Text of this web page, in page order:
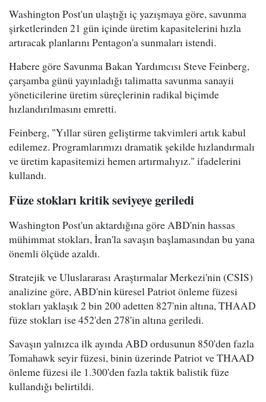
Washington Post'un ulaştığı iç yazışmaya göre, savunma
şirketlerinden 21 gün içinde üretim kapasitelerini hızla
artıracak planlarını Pentagon'a sunmaları istendi.
Habere göre Savunma Bakan Yardımcısı Steve Feinberg,
çarşamba günü yayınladığı talimatta savunma sanayii
yöneticilerine üretim süreçlerinin radikal biçimde
hızlandırılmasını emretti.
Feinberg, "Yıllar süren geliştirme takvimleri artık kabul
edilemez. Programlarımızı dramatik şekilde hızlandırmalı
ve üretim kapasitemizi hemen artırmalıyız." ifadelerini
kullandı.
Füze stokları kritik seviyeye geriledi
Washington Post'un aktardığına göre ABD'nin hassas
mühimmat stokları, İran'la savaşın başlamasından bu yana
önemli ölçüde azaldı.
Stratejik ve Uluslararası Araştırmalar Merkezi'nin (CSIS)
analizine göre, ABD'nin küresel Patriot önleme füzesi
stokları yaklaşık 2 bin 200 adetten 827'nin altına, THAAD
füze stokları ise 452'den 278'in altına geriledi.
Savaşın yalnızca ilk ayında ABD ordusunun 850'den fazla
Tomahawk seyir füzesi, binin üzerinde Patriot ve THAAD
önleme füzesi ile 1.300'den fazla taktik balistik füze
kullandığı belirtildi.